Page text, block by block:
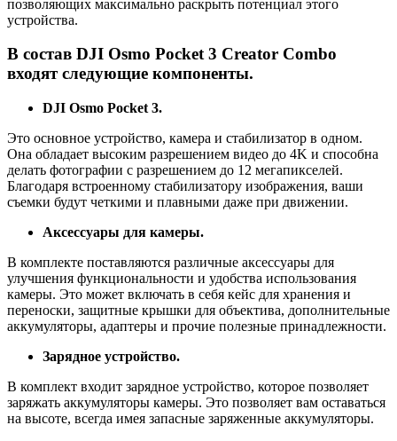
позволяющих максимально раскрыть потенциал этого
устройства.
В состав DJI Osmo Pocket 3 Creator Combo
входят следующие компоненты.
DJI Osmo Pocket 3.
Это основное устройство, камера и стабилизатор в одном.
Она обладает высоким разрешением видео до 4K и способна
делать фотографии с разрешением до 12 мегапикселей.
Благодаря встроенному стабилизатору изображения, ваши
съемки будут четкими и плавными даже при движении.
Аксессуары для камеры.
В комплекте поставляются различные аксессуары для
улучшения функциональности и удобства использования
камеры. Это может включать в себя кейс для хранения и
переноски, защитные крышки для объектива, дополнительные
аккумуляторы, адаптеры и прочие полезные принадлежности.
Зарядное устройство.
В комплект входит зарядное устройство, которое позволяет
заряжать аккумуляторы камеры. Это позволяет вам оставаться
на высоте, всегда имея запасные заряженные аккумуляторы.